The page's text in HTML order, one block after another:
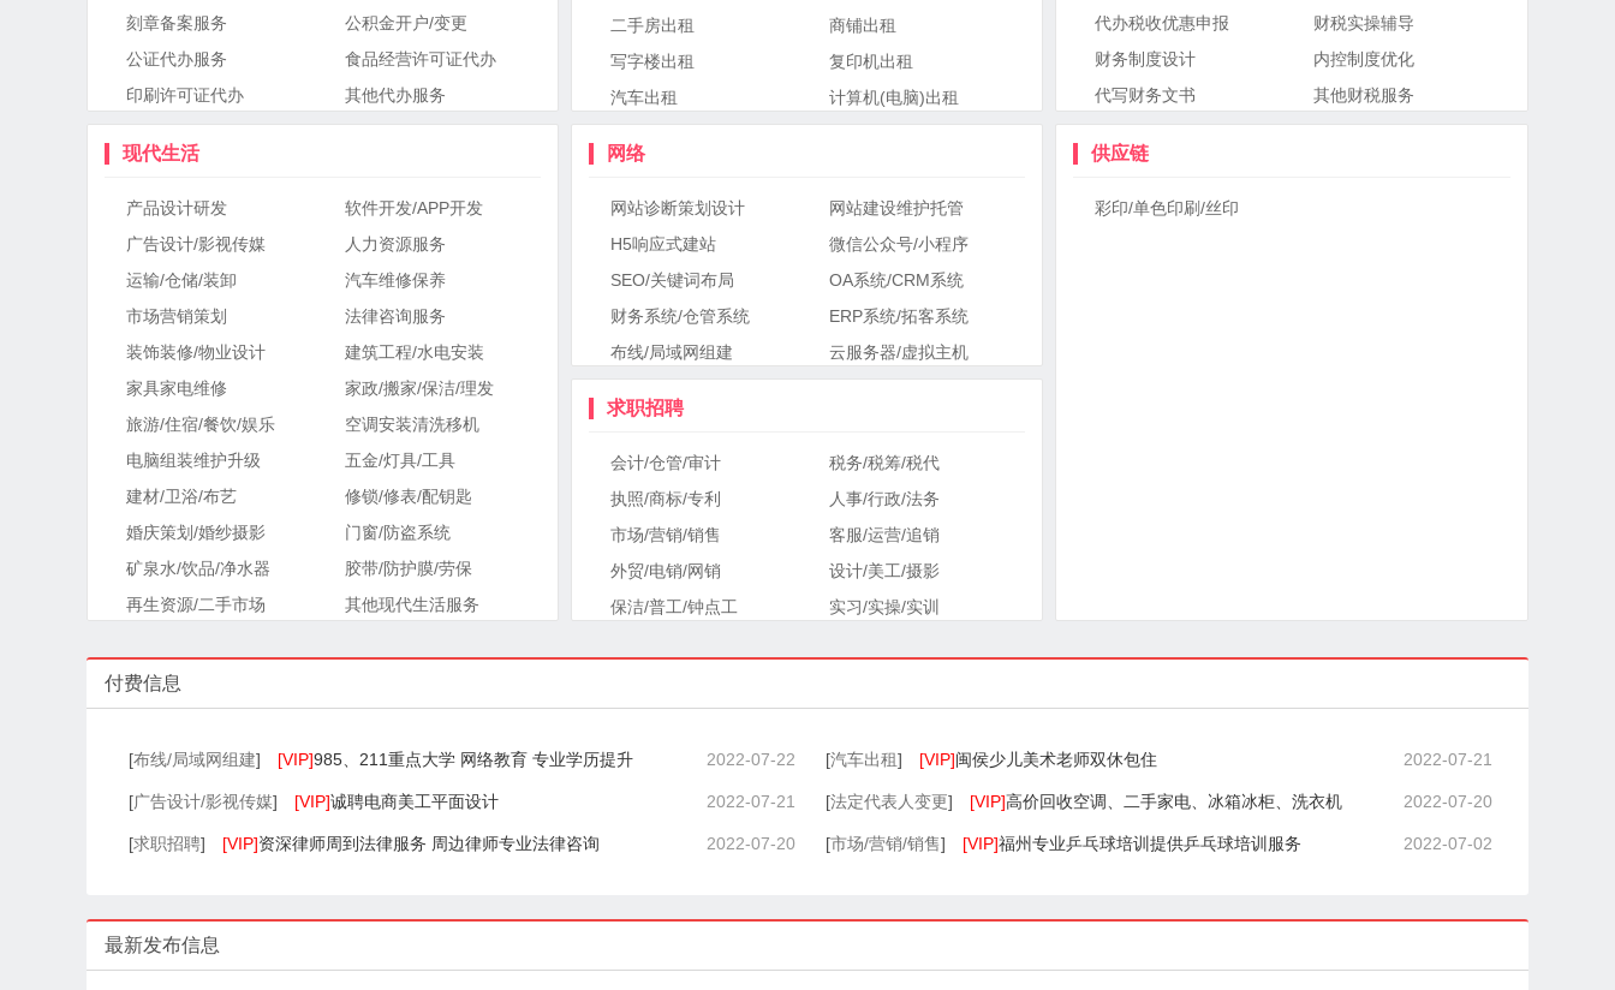
刻章备案服务
公积金开户/变更
公证代办服务
食品经营许可证代办
印刷许可证代办
其他代办服务
现代生活
产品设计研发
软件开发/APP开发
广告设计/影视传媒
人力资源服务
运输/仓储/装卸
汽车维修保养
市场营销策划
法律咨询服务
装饰装修/物业设计
建筑工程/水电安装
家具家电维修
家政/搬家/保洁/理发
旅游/住宿/餐饮/娱乐
空调安装清洗移机
电脑组装维护升级
五金/灯具/工具
建材/卫浴/布艺
修锁/修表/配钥匙
婚庆策划/婚纱摄影
门窗/防盗系统
矿泉水/饮品/净水器
胶带/防护膜/劳保
再生资源/二手市场
其他现代生活服务
二手房出租
商铺出租
写字楼出租
复印机出租
汽车出租
计算机(电脑)出租
网络
网站诊断策划设计
网站建设维护托管
H5响应式建站
微信公众号/小程序
SEO/关键词布局
OA系统/CRM系统
财务系统/仓管系统
ERP系统/拓客系统
布线/局域网组建
云服务器/虚拟主机
求职招聘
会计/仓管/审计
税务/税筹/税代
执照/商标/专利
人事/行政/法务
市场/营销/销售
客服/运营/追销
外贸/电销/网销
设计/美工/摄影
保洁/普工/钟点工
实习/实操/实训
代办税收优惠申报
财税实操辅导
财务制度设计
内控制度优化
代写财务文书
其他财税服务
供应链
彩印/单色印刷/丝印
付费信息
2022-07-22
[布线/局域网组建] [VIP]985、211重点大学 网络教育 专业学历提升 2022-07-21
[汽车出租] [VIP]闽侯少儿美术老师双休包住
2022-07-21
[广告设计/影视传媒] [VIP]诚聘电商美工平面设计 2022-07-20
[法定代表人变更] [VIP]高价回收空调、二手家电、冰箱冰柜、洗衣机
2022-07-20
[求职招聘] [VIP]资深律师周到法律服务 周边律师专业法律咨询 2022-07-02
[市场/营销/销售] [VIP]福州专业乒乓球培训提供乒乓球培训服务
最新发布信息